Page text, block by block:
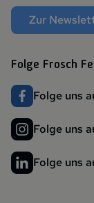
Zur
Folge Frosch
Folge uns
Folge uns
Folge uns